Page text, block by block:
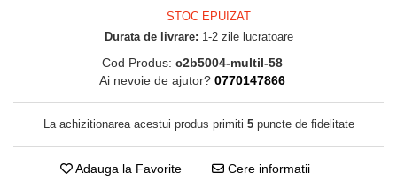
STOC EPUIZAT
Durata de livrare: 1-2 zile lucratoare
Cod Produs: c2b5004-multil-58
Ai nevoie de ajutor? 0770147866
La achizitionarea acestui produs primiti 5puncte de fidelitate
Adauga la Favorite Cere informatii